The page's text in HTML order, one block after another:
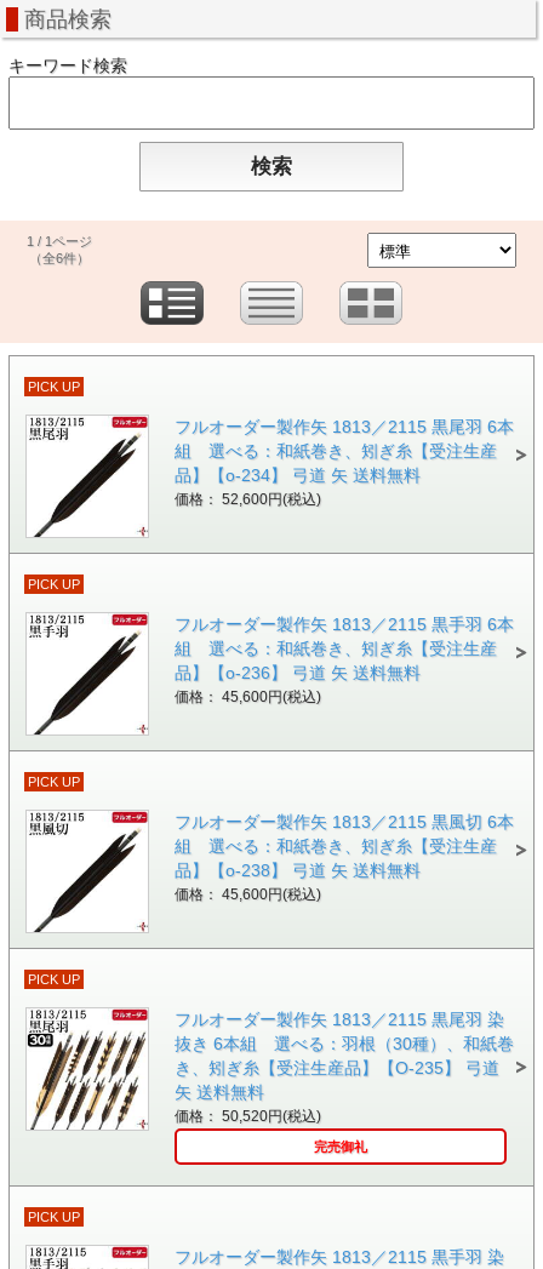
商品検索
キーワード検索
1 / 1ページ
（全6件）
PICK UP
フルオーダー製作矢 1813／2115 黒尾羽 6本
組 選べる：和紙巻き、矧ぎ糸【受注生産
品】【o-234】 弓道 矢 送料無料
価格： 52,600円(税込)
PICK UP
フルオーダー製作矢 1813／2115 黒手羽 6本
組 選べる：和紙巻き、矧ぎ糸【受注生産
品】【o-236】 弓道 矢 送料無料
価格： 45,600円(税込)
PICK UP
フルオーダー製作矢 1813／2115 黒風切 6本
組 選べる：和紙巻き、矧ぎ糸【受注生産
品】【o-238】 弓道 矢 送料無料
価格： 45,600円(税込)
PICK UP
フルオーダー製作矢 1813／2115 黒尾羽 染
抜き 6本組 選べる：羽根（30種）、和紙巻
き、矧ぎ糸【受注生産品】【O-235】 弓道
矢 送料無料
価格： 50,520円(税込)
完売御礼
PICK UP
フルオーダー製作矢 1813／2115 黒手羽 染